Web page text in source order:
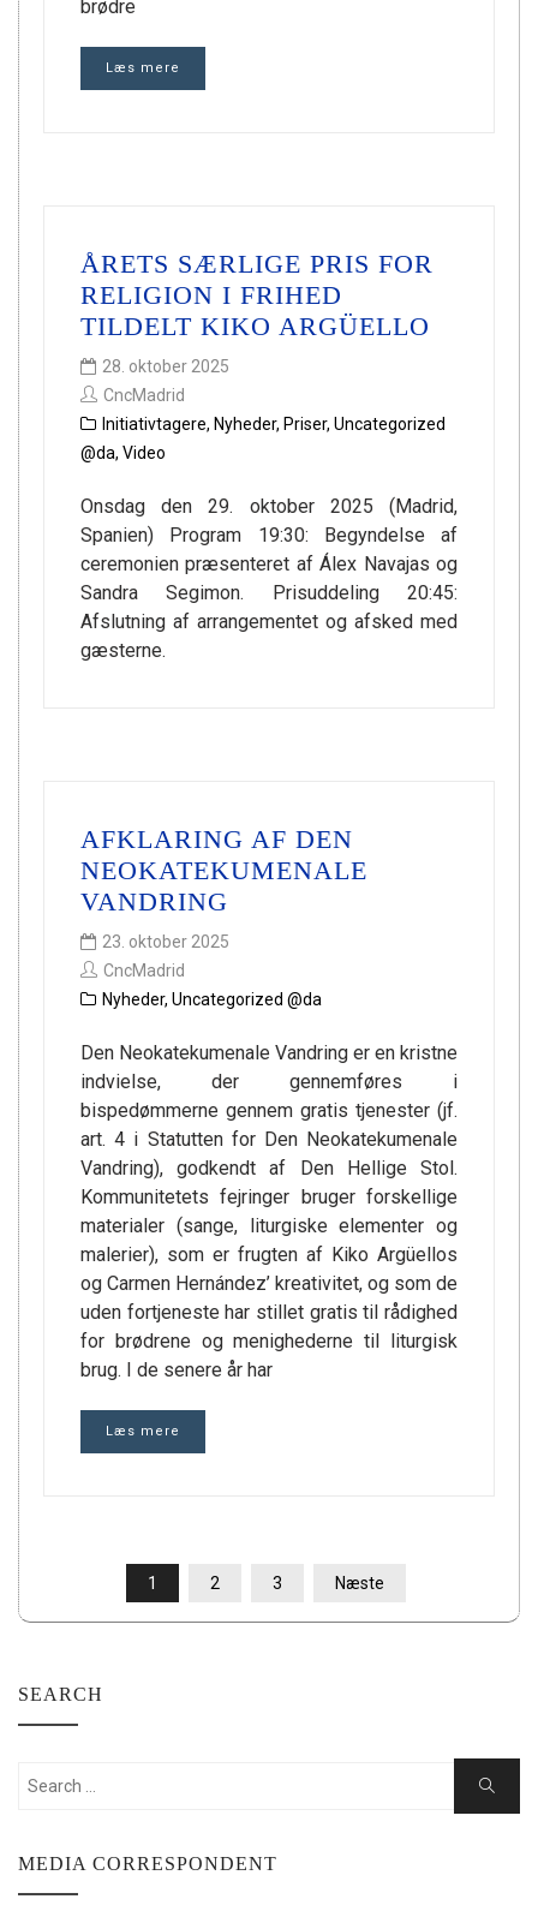
brødre
Læs mere
ÅRETS SÆRLIGE PRIS FOR
RELIGION I FRIHED
TILDELT KIKO ARGÜELLO
28. oktober 2025
CncMadrid
Initiativtagere, Nyheder, Priser, Uncategorized
@da, Video
Onsdag den 29. oktober 2025 (Madrid,
Spanien) Program 19:30: Begyndelse af
ceremonien præsenteret af Álex Navajas og
Sandra Segimon. Prisuddeling 20:45:
Afslutning af arrangementet og afsked med
gæsterne.
AFKLARING AF DEN
NEOKATEKUMENALE
VANDRING
23. oktober 2025
CncMadrid
Nyheder, Uncategorized @da
Den Neokatekumenale Vandring er en kristne
indvielse, der gennemføres i
bispedømmerne gennem gratis tjenester (jf.
art. 4 i Statutten for Den Neokatekumenale
Vandring), godkendt af Den Hellige Stol.
Kommunitetets fejringer bruger forskellige
materialer (sange, liturgiske elementer og
malerier), som er frugten af Kiko Argüellos
og Carmen Hernández’ kreativitet, og som de
uden fortjeneste har stillet gratis til rådighed
for brødrene og menighederne til liturgisk
brug. I de senere år har
Læs mere
INDLÆGSINDDELING
1 2 3 Næste
SEARCH
Search
Search
MEDIA CORRESPONDENT